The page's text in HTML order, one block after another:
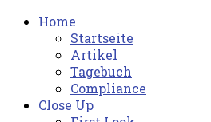
Home
Startseite
Artikel
Tagebuch
Compliance
Close Up